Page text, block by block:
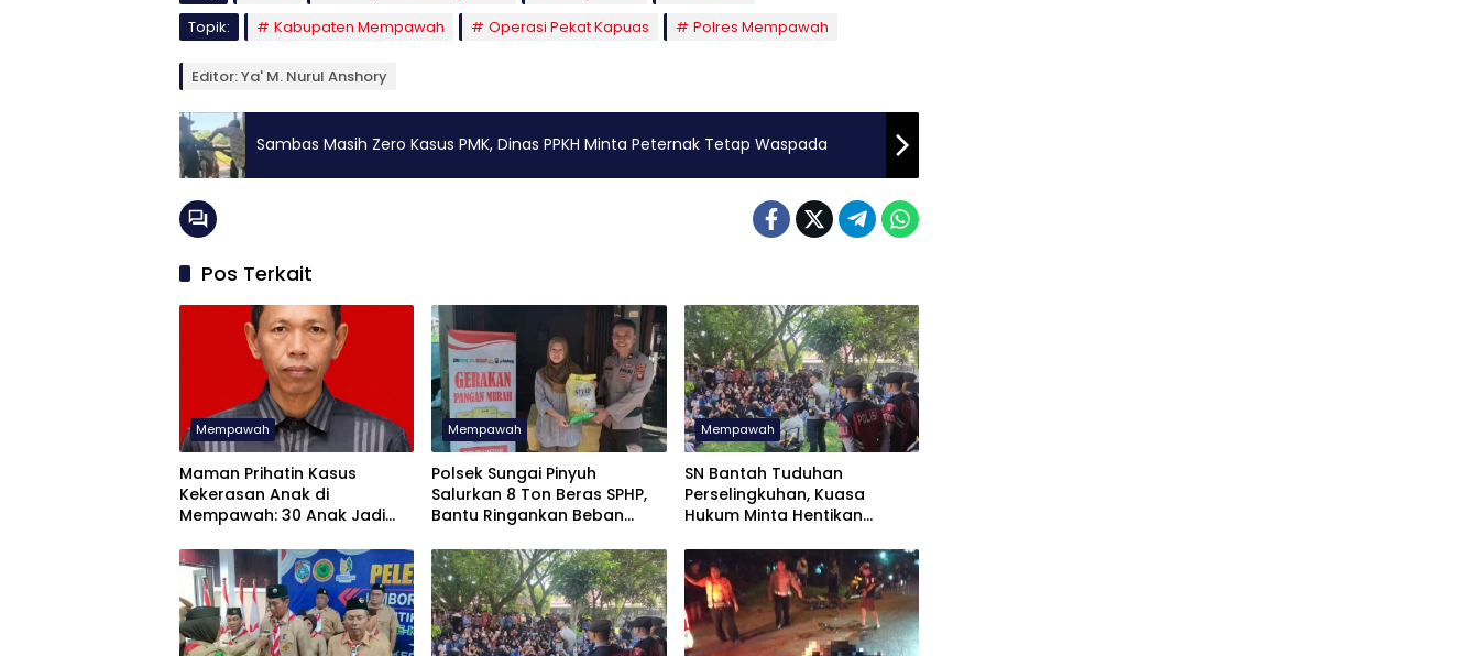
Topik:
Kabupaten Mempawah Operasi Pekat Kapuas Polres Mempawah
Editor: Ya' M. Nurul Anshory
Sambas Masih Zero Kasus PMK, Dinas PPKH Minta Peternak Tetap Waspada
Pos Terkait
Mempawah
Maman Prihatin Kasus
Kekerasan Anak di
Mempawah: 30 Anak Jadi
Mempawah
Polsek Sungai Pinyuh
Salurkan 8 Ton Beras SPHP,
Bantu Ringankan Beban
Mempawah
SN Bantah Tuduhan
Perselingkuhan, Kuasa
Hukum Minta Hentikan